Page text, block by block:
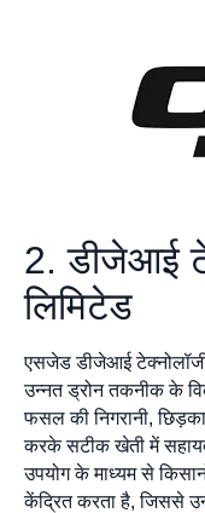
2. डीजेआई
लिमिटेड
एसजेड डीजेआई
उन्नत ड्रोन तकनीक के
फसल की निगरानी,
करके सटीक खेती में
उपयोग के माध्यम से
केंद्रित करता है, जिससे